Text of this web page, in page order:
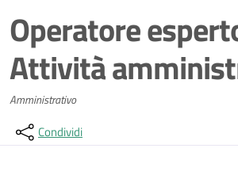
Operatore
Attività
Amministrativo
Condividi